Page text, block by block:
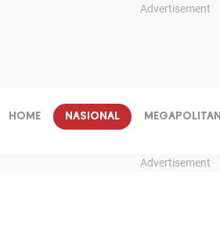
Advertisement
HOME NASIONAL MEGAPOLITAN
Advertisement